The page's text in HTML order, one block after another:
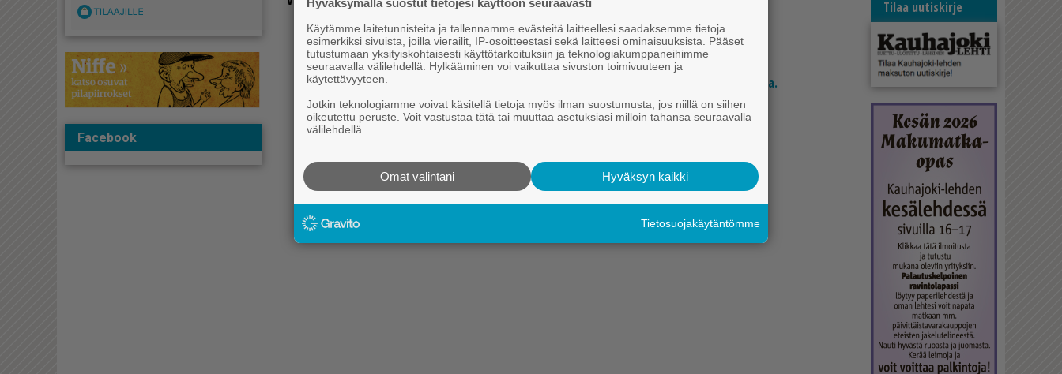
Facebook
Hei.
Tämä sisältö on vain Kauhajoki-lehden tilaajille.
Tilaa digitaalinen lehti tutustumistarjouksena kahdeksi kuukaudeksi 24 eurolla.
Kirjaudu Tilaa digilehti
Tilaa uutiskirje
Käytämme laitetunnisteita ja tallennamme evästeitä laitteellesi saadaksemme tietoja
esimerkiksi sivuista, joilla vierailit, IP-osoitteestasi sekä laitteesi ominaisuuksista. Pääset
tutustumaan yksityiskohtaisesti käyttötarkoituksiin ja teknologiakumppaneihimme
seuraavalla välilehdellä. Hylkääminen voi vaikuttaa sivuston toimivuuteen ja
käytettävyyteen.
Jotkin teknologiamme voivat käsitellä tietoja myös ilman suostumusta, jos niillä on siihen
oikeutettu peruste. Voit vastustaa tätä tai muuttaa asetuksiasi milloin tahansa seuraavalla
välilehdellä.
Hyväksyn kaikki
Omat valintani
Tietosuojakäytäntömme